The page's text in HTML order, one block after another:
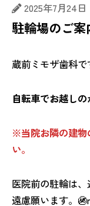
2025年7月24日
駐輪場のご案
蔵前ミモザ歯科
自転車でお越しの
※当院お隣の建物
い。
医院前の駐輪は
遠慮願います。